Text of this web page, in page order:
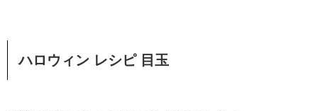
ハロウィン レシピ 目玉